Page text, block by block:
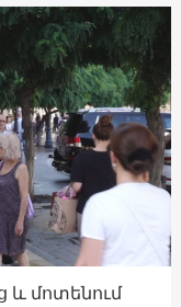
և մոտենում